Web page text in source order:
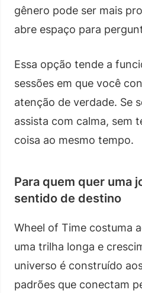
gênero pode ser mais
abre espaço para
Essa opção tende a
sessões em que você
atenção de verdade. Se
assista com calma, sem
coisa ao mesmo tempo.
Para quem quer uma
sentido de destino
Wheel of Time costuma
uma trilha longa e
universo é construído
padrões que conectam